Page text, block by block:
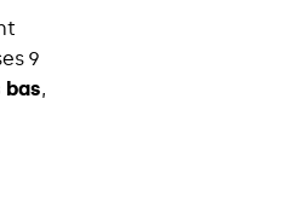
9
bas,